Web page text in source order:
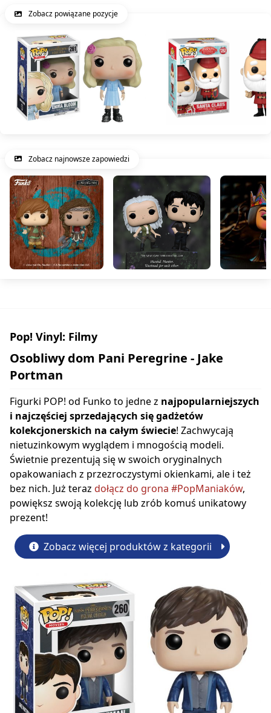
Zobacz powiązane pozycje
Zobacz najnowsze zapowiedzi
Pop! Vinyl: Filmy
Osobliwy dom Pani Peregrine - Jake
Portman
Figurki POP! od Funko to jedne z najpopularniejszych
i najczęściej sprzedających się gadżetów
kolekcjonerskich na całym świecie! Zachwycają
nietuzinkowym wyglądem i mnogością modeli.
Świetnie prezentują się w swoich oryginalnych
opakowaniach z przezroczystymi okienkami, ale i też
bez nich. Już teraz dołącz do grona #PopManiaków,
powiększ swoją kolekcję lub zrób komuś unikatowy
prezent!
Zobacz więcej produktów z kategorii